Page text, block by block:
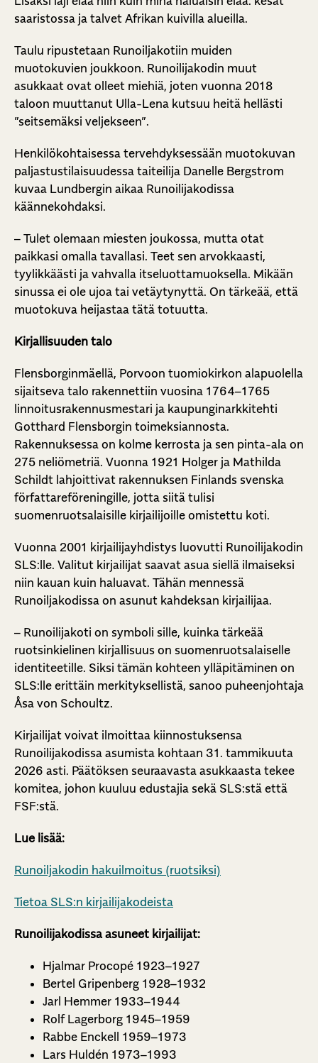
saaristossa ja talvet Afrikan kuivilla alueilla.
Taulu ripustetaan Runoiljakotiin muiden
muotokuvien joukkoon. Runoilijakodin muut
asukkaat ovat olleet miehiä, joten vuonna 2018
taloon muuttanut Ulla-Lena kutsuu heitä hellästi
”seitsemäksi veljekseen”.
Henkilökohtaisessa tervehdyksessään muotokuvan
paljastustilaisuudessa taiteilija Danelle Bergstrom
kuvaa Lundbergin aikaa Runoilijakodissa
käännekohdaksi.
– Tulet olemaan miesten joukossa, mutta otat
paikkasi omalla tavallasi. Teet sen arvokkaasti,
tyylikkäästi ja vahvalla itseluottamuoksella. Mikään
sinussa ei ole ujoa tai vetäytynyttä. On tärkeää, että
muotokuva heijastaa tätä totuutta.
Kirjallisuuden talo
Flensborginmäellä, Porvoon tuomiokirkon alapuolella
sijaitseva talo rakennettiin vuosina 1764–1765
linnoitusrakennusmestari ja kaupunginarkkitehti
Gotthard Flensborgin toimeksiannosta.
Rakennuksessa on kolme kerrosta ja sen pinta-ala on
275 neliömetriä. Vuonna 1921 Holger ja Mathilda
Schildt lahjoittivat rakennuksen Finlands svenska
författareföreningille, jotta siitä tulisi
suomenruotsalaisille kirjailijoille omistettu koti.
Vuonna 2001 kirjailijayhdistys luovutti Runoilijakodin
SLS:lle. Valitut kirjailijat saavat asua siellä ilmaiseksi
niin kauan kuin haluavat. Tähän mennessä
Runoiljakodissa on asunut kahdeksan kirjailijaa.
– Runoilijakoti on symboli sille, kuinka tärkeää
ruotsinkielinen kirjallisuus on suomenruotsalaiselle
identiteetille. Siksi tämän kohteen ylläpitäminen on
SLS:lle erittäin merkityksellistä, sanoo puheenjohtaja
Åsa von Schoultz.
Kirjailijat voivat ilmoittaa kiinnostuksensa
Runoilijakodissa asumista kohtaan 31. tammikuuta
2026 asti. Päätöksen seuraavasta asukkaasta tekee
komitea, johon kuuluu edustajia sekä SLS:stä että
FSF:stä.
Lue lisää:
Runoiljakodin hakuilmoitus (ruotsiksi)
Tietoa SLS:n kirjailijakodeista
Runoilijakodissa asuneet kirjailijat:
Hjalmar Procopé 1923–1927
Bertel Gripenberg 1928–1932
Jarl Hemmer 1933–1944
Rolf Lagerborg 1945–1959
Rabbe Enckell 1959–1973
Lars Huldén 1973–1993